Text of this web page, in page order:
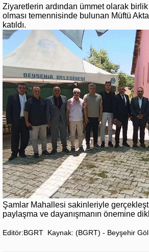
Ziyaretlerin ardından ümmet olarak
olması temennisinde bulunan Müftü
katıldı.
Şamlar Mahallesi sakinleriyle
paylaşma ve dayanışmanın önemine
Editör:BGRT Kaynak: (BGRT) - Beyşehir